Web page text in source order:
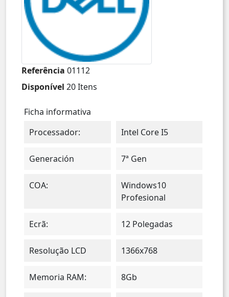
Referência 01112
Disponível 20 Itens
Ficha informativa
Processador:
Intel Core I5
Generación 7ª Gen
COA:
Windows10
Profesional
Ecrã: 12 Polegadas
Resolução LCD 1366x768
Memoria RAM: 8Gb